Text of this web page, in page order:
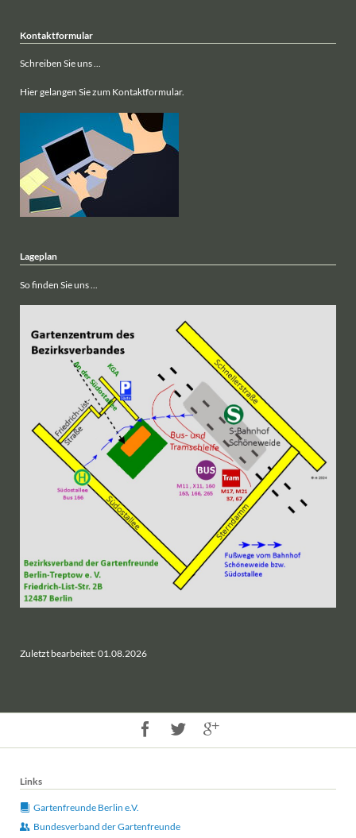
Kontaktformular
Schreiben Sie uns ...
Hier gelangen Sie zum Kontaktformular.
Lageplan
So finden Sie uns ...
Zuletzt bearbeitet: 01.08.2026
Links
Gartenfreunde Berlin e.V.
Bundesverband der Gartenfreunde